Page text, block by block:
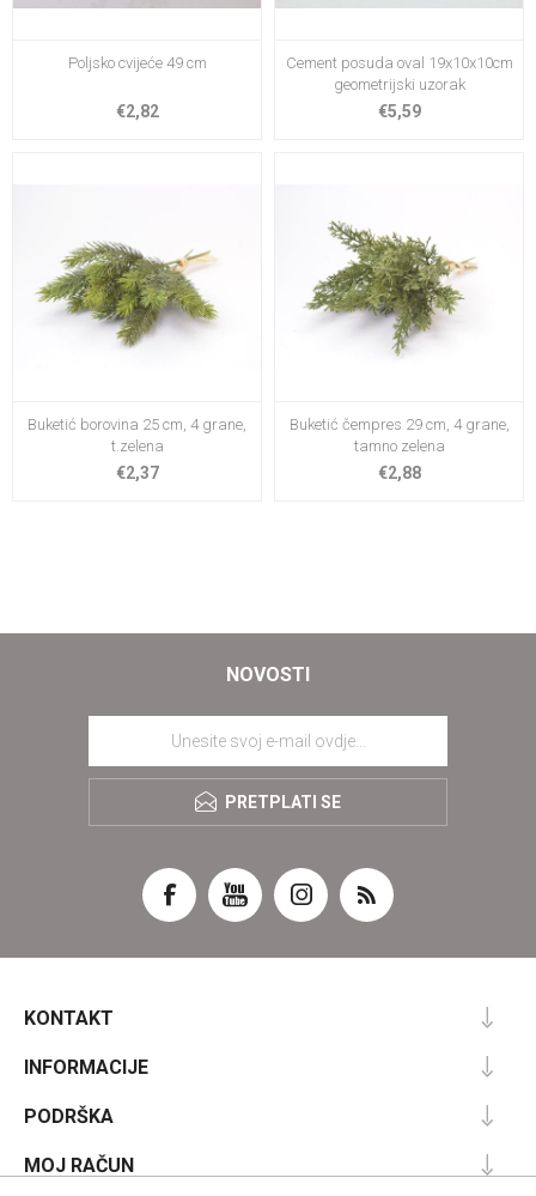
Poljsko cvijeće 49 cm
€2,82
Cement posuda oval 19x10x10cm
geometrijski uzorak
€5,59
Buketić borovina 25 cm, 4 grane,
t.zelena
€2,37
Buketić čempres 29 cm, 4 grane,
tamno zelena
€2,88
NOVOSTI
PRETPLATI SE
KONTAKT
INFORMACIJE
PODRŠKA
MOJ RAČUN